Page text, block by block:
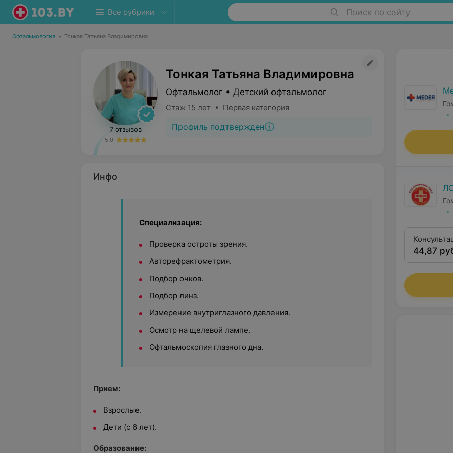
Все рубрики Поиск по сайту
Офтальмология • Тонкая Татьяна Владимировна
7 отзывов
5.0
Тонкая Татьяна Владимировна
Офтальмолог • Детский офтальмолог
Стаж 15 лет • Первая категория
Профиль подтвержден
Инфо
Специализация:
Проверка остроты зрения.
Авторефрактометрия.
Подбор очков.
Подбор линз.
Измерение внутриглазного давления.
Осмотр на щелевой лампе.
Офтальмоскопия глазного дна.
Прием:
Взрослые.
Дети (с 6 лет).
Образование:
44,87